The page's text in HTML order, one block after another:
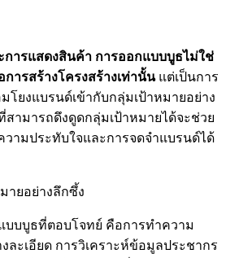
การแสดงสินค้า การออกแบบบูธไม่ใช่
ารสร้างโครงสร้างเท่านั้นแต่เป็นการ
โยงแบรนด์เข้ากับกลุ่มเป้าหมายอย่าง
ามารถดึงดูดกลุ่มเป้าหมายได้จะช่วย
วามประทับใจและการจดจำแบรนด์ได้
ายอย่างลึกซึ้ง
บบูธที่ตอบโจทย์ คือการทำความ
ละเอียด การวิเคราะห์ข้อมูลประชากร